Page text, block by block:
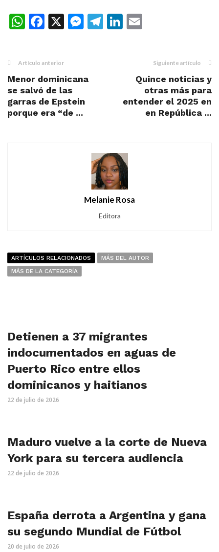
WhatsApp
Facebook
X Messenger
Telegram
LinkedIn
Artículo anterior
Menor dominicana
se salvó de las
garras de Epstein
porque era “de ...
Siguiente artículo
Quince noticias y
otras más para
entender el 2025 en
en República ...
Melanie Rosa
Editora
ARTÍCULOS RELACIONADOS
MÁS DEL AUTOR
MÁS DE LA CATEGORÍA
Detienen a 37 migrantes
indocumentados en aguas de
Puerto Rico entre ellos
dominicanos y haitianos
22 de julio de 2026
Maduro vuelve a la corte de Nueva
York para su tercera audiencia
22 de julio de 2026
España derrota a Argentina y gana
su segundo Mundial de Fútbol
20 de julio de 2026